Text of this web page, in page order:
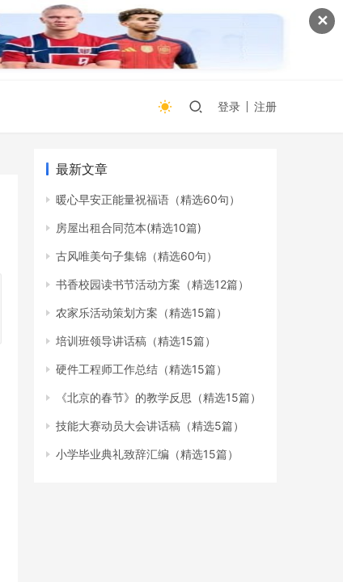
✕
登录 注册
最新文章
暖心早安正能量祝福语（精选60句）
房屋出租合同范本(精选10篇)
古风唯美句子集锦（精选60句）
书香校园读书节活动方案（精选12篇）
农家乐活动策划方案（精选15篇）
培训班领导讲话稿（精选15篇）
硬件工程师工作总结（精选15篇）
《北京的春节》的教学反思（精选15篇）
技能大赛动员大会讲话稿（精选5篇）
小学毕业典礼致辞汇编（精选15篇）